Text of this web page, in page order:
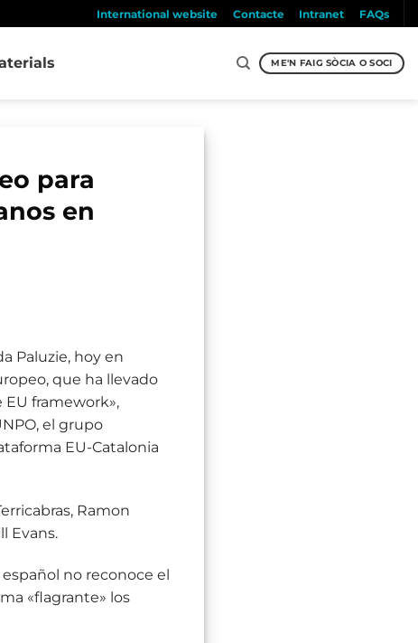
International website Contacte Intranet FAQs
ME'N FAIG SÒCIA O SOCI
para
en
Paluzie, hoy en
que ha llevado
framework»,
el grupo
EU-Catalonia
Ramon
Evans.
no reconoce el
«flagrante» los